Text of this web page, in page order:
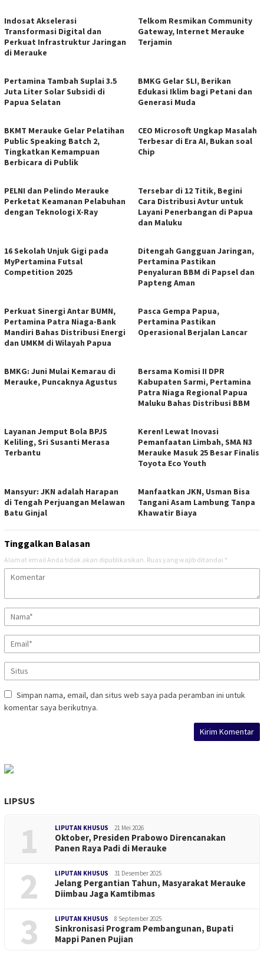
Indosat Akselerasi
Transformasi Digital dan
Perkuat Infrastruktur Jaringan
di Merauke
Telkom Resmikan Community
Gateway, Internet Merauke
Terjamin
Pertamina Tambah Suplai 3.5
Juta Liter Solar Subsidi di
Papua Selatan
BMKG Gelar SLI, Berikan
Edukasi Iklim bagi Petani dan
Generasi Muda
BKMT Merauke Gelar Pelatihan
Public Speaking Batch 2,
Tingkatkan Kemampuan
Berbicara di Publik
CEO Microsoft Ungkap Masalah
Terbesar di Era AI, Bukan soal
Chip
PELNI dan Pelindo Merauke
Perketat Keamanan Pelabuhan
dengan Teknologi X-Ray
Tersebar di 12 Titik, Begini
Cara Distribusi Avtur untuk
Layani Penerbangan di Papua
dan Maluku
16 Sekolah Unjuk Gigi pada
MyPertamina Futsal
Competition 2025
Ditengah Gangguan Jaringan,
Pertamina Pastikan
Penyaluran BBM di Papsel dan
Papteng Aman
Perkuat Sinergi Antar BUMN,
Pertamina Patra Niaga-Bank
Mandiri Bahas Distribusi Energi
dan UMKM di Wilayah Papua
Pasca Gempa Papua,
Pertamina Pastikan
Operasional Berjalan Lancar
BMKG: Juni Mulai Kemarau di
Merauke, Puncaknya Agustus
Bersama Komisi II DPR
Kabupaten Sarmi, Pertamina
Patra Niaga Regional Papua
Maluku Bahas Distribusi BBM
Layanan Jemput Bola BPJS
Keliling, Sri Susanti Merasa
Terbantu
Keren! Lewat Inovasi
Pemanfaatan Limbah, SMA N3
Merauke Masuk 25 Besar Finalis
Toyota Eco Youth
Mansyur: JKN adalah Harapan
di Tengah Perjuangan Melawan
Batu Ginjal
Manfaatkan JKN, Usman Bisa
Tangani Asam Lambung Tanpa
Khawatir Biaya
Tinggalkan Balasan
Alamat email Anda tidak akan dipublikasikan. Ruas yang wajib ditandai *
Simpan nama, email, dan situs web saya pada peramban ini untuk
komentar saya berikutnya.
LIPSUS
1 LIPUTAN KHUSUS 21 Mei 2026
Oktober, Presiden Prabowo Direncanakan
Panen Raya Padi di Merauke
2 LIPUTAN KHUSUS 31 Desember 2025
Jelang Pergantian Tahun, Masyarakat Merauke
Diimbau Jaga Kamtibmas
3 LIPUTAN KHUSUS 8 September 2025
Sinkronisasi Program Pembangunan, Bupati
Mappi Panen Pujian